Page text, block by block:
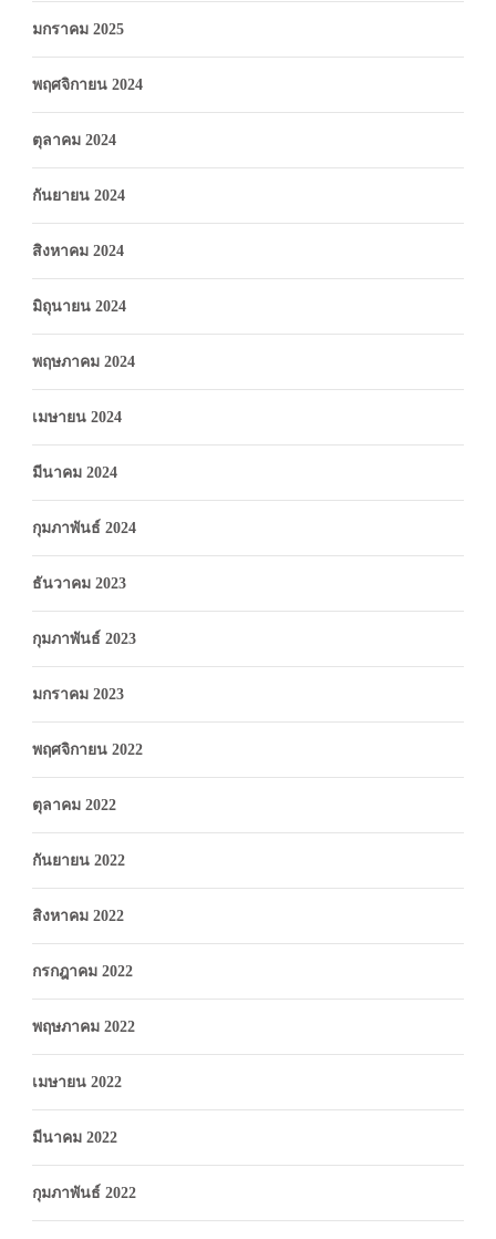
มกราคม 2025
พฤศจิกายน 2024
ตุลาคม 2024
กันยายน 2024
สิงหาคม 2024
มิถุนายน 2024
พฤษภาคม 2024
เมษายน 2024
มีนาคม 2024
กุมภาพันธ์ 2024
ธันวาคม 2023
กุมภาพันธ์ 2023
มกราคม 2023
พฤศจิกายน 2022
ตุลาคม 2022
กันยายน 2022
สิงหาคม 2022
กรกฎาคม 2022
พฤษภาคม 2022
เมษายน 2022
มีนาคม 2022
กุมภาพันธ์ 2022